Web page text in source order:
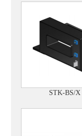
STK-BS/X